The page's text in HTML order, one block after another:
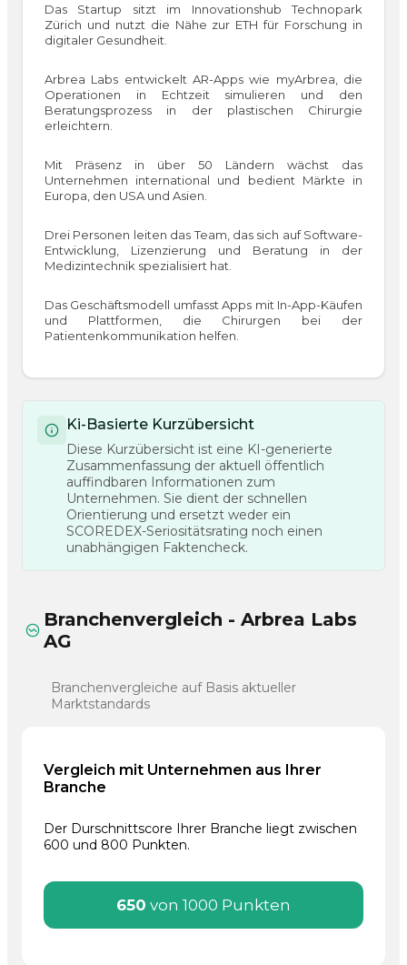
Das Startup sitzt im Innovationshub Technopark
Zürich und nutzt die Nähe zur ETH für Forschung in
digitaler Gesundheit.
Arbrea Labs entwickelt AR-Apps wie myArbrea, die
Operationen in Echtzeit simulieren und den
Beratungsprozess in der plastischen Chirurgie
erleichtern.
Mit Präsenz in über 50 Ländern wächst das
Unternehmen international und bedient Märkte in
Europa, den USA und Asien.
Drei Personen leiten das Team, das sich auf Software-
Entwicklung, Lizenzierung und Beratung in der
Medizintechnik spezialisiert hat.
Das Geschäftsmodell umfasst Apps mit In-App-Käufen
und Plattformen, die Chirurgen bei der
Patientenkommunikation helfen.
Ki-Basierte Kurzübersicht
Diese Kurzübersicht ist eine KI-generierte
Zusammenfassung der aktuell öffentlich
auffindbaren Informationen zum
Unternehmen. Sie dient der schnellen
Orientierung und ersetzt weder ein
SCOREDEX-Seriositätsrating noch einen
unabhängigen Faktencheck.
Branchenvergleich - Arbrea Labs
AG
Branchenvergleiche auf Basis aktueller
Marktstandards
Vergleich mit Unternehmen aus Ihrer
Branche
Der Durschnittscore Ihrer Branche liegt zwischen
600 und 800 Punkten.
650 von 1000 Punkten